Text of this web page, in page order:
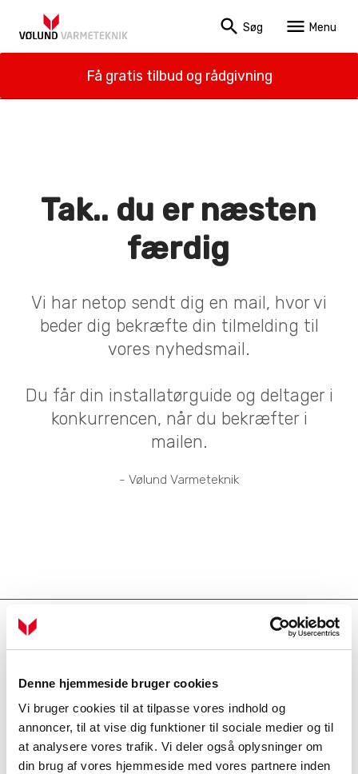
Denne hjemmeside bruger cookies
Vi bruger cookies til at tilpasse vores indhold og
annoncer, til at vise dig funktioner til sociale medier og til
at analysere vores trafik. Vi deler også oplysninger om
din brug af vores hjemmeside med vores partnere inden
search Søg menu Menu
Få gratis tilbud og rådgivning
Tak.. du er næsten
færdig
Vi har netop sendt dig en mail, hvor vi
beder dig bekræfte din tilmelding til
vores nyhedsmail.
Du får din installatørguide og deltager i
konkurrencen, når du bekræfter i
mailen.
- Vølund Varmeteknik
location_on
phone Kontakt private
Service
Få hjælp til dit produkt
Dit serviceabonnement